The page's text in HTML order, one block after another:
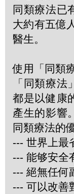
同類療法已
大約有五億
醫生。
使用「同類
「同類療
都是以健康
產生的影響
同類療法的
--- 世界上最
--- 能够安全
--- 絕無任何
--- 可以改善